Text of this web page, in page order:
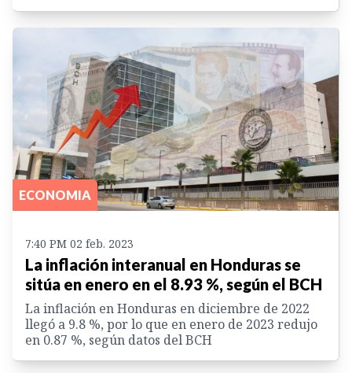
ECONOMIA
7:40 PM 02 feb. 2023
La inflación interanual en Honduras se
sitúa en enero en el 8.93 %, según el BCH
La inflación en Honduras en diciembre de 2022
llegó a 9.8 %, por lo que en enero de 2023 redujo
en 0.87 %, según datos del BCH